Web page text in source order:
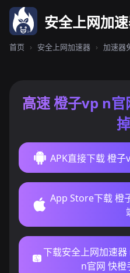
安全上网加
首页 › 安全上网加速器 › 加速器
高速 橙子vp n
APK直接下载 橙
App Store下载 橙
下载安全上网加速
n官网 快橙